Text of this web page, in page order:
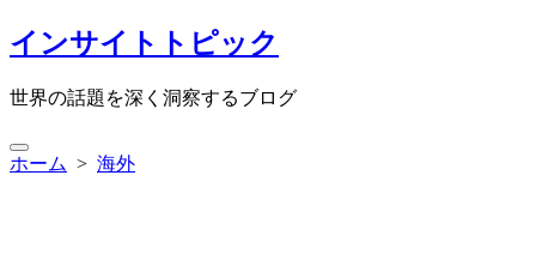
コ
ン
テ
ン
へ
インサイトトピック
世界の話題を深く洞察するブログ
検
索
ホーム > 海外